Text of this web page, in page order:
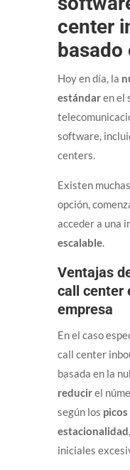
center
basado
Hoy en día, la
estándaren el
software,
centers.
Existen muchas
opción,
acceder a una
escalable.
Ventajas
call center
empresa
En el caso
call center
basada en la
reducirel
según los
estacionalidad
iniciales